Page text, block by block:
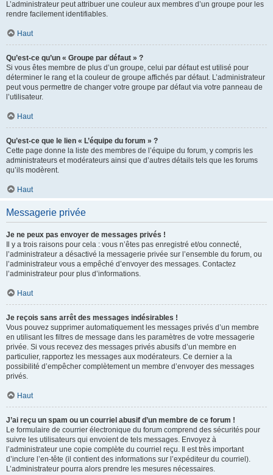
L’administrateur peut attribuer une couleur aux membres d’un groupe pour les
rendre facilement identifiables.
Haut
Qu’est-ce qu’un « Groupe par défaut » ?
Si vous êtes membre de plus d’un groupe, celui par défaut est utilisé pour
déterminer le rang et la couleur de groupe affichés par défaut. L’administrateur
peut vous permettre de changer votre groupe par défaut via votre panneau de
l’utilisateur.
Haut
Qu’est-ce que le lien « L’équipe du forum » ?
Cette page donne la liste des membres de l’équipe du forum, y compris les
administrateurs et modérateurs ainsi que d’autres détails tels que les forums
qu’ils modèrent.
Haut
Messagerie privée
Je ne peux pas envoyer de messages privés !
Il y a trois raisons pour cela : vous n’êtes pas enregistré et/ou connecté,
l’administrateur a désactivé la messagerie privée sur l’ensemble du forum, ou
l’administrateur vous a empêché d’envoyer des messages. Contactez
l’administrateur pour plus d’informations.
Haut
Je reçois sans arrêt des messages indésirables !
Vous pouvez supprimer automatiquement les messages privés d’un membre
en utilisant les filtres de message dans les paramètres de votre messagerie
privée. Si vous recevez des messages privés abusifs d’un membre en
particulier, rapportez les messages aux modérateurs. Ce dernier a la
possibilité d’empêcher complètement un membre d’envoyer des messages
privés.
Haut
J’ai reçu un spam ou un courriel abusif d’un membre de ce forum !
Le formulaire de courrier électronique du forum comprend des sécurités pour
suivre les utilisateurs qui envoient de tels messages. Envoyez à
l’administrateur une copie complète du courriel reçu. Il est très important
d’inclure l’en-tête (il contient des informations sur l’expéditeur du courriel).
L’administrateur pourra alors prendre les mesures nécessaires.